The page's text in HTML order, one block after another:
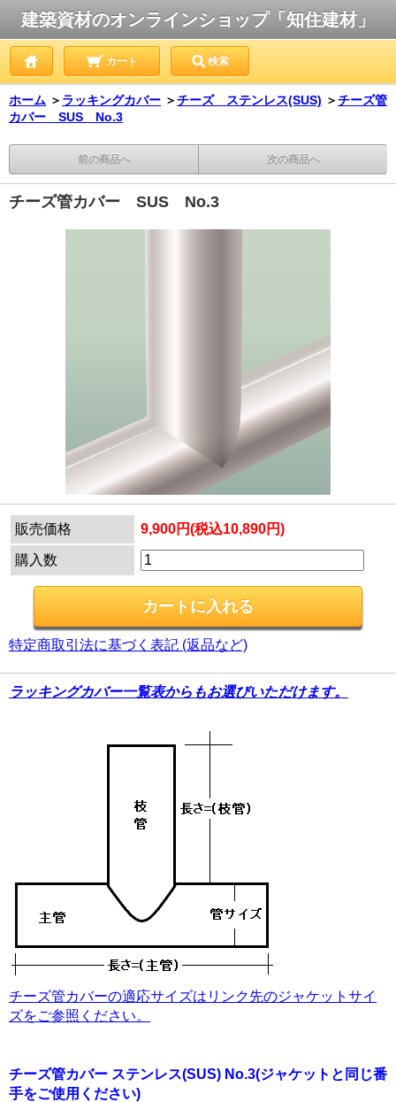
建築資材のオンラインショップ「知住建材」
カート 検索
ホーム ＞ ラッキングカバー ＞チーズ ステンレス(SUS) ＞チーズ管
カバー SUS No.3
前の商品へ 次の商品へ
チーズ管カバー SUS No.3
販売価格 9,900円(税込10,890円)
購入数
特定商取引法に基づく表記 (返品など)
ラッキングカバー一覧表からもお選びいただけます。
チーズ管カバーの適応サイズはリンク先のジャケットサイ
ズをご参照ください。
チーズ管カバー ステンレス(SUS) No.3(ジャケットと同じ番
手をご使用ください)